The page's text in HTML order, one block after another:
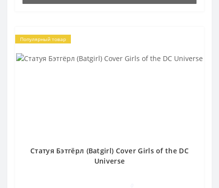
Популярный товар
Статуя Бэтгёрл (Batgirl) Cover Girls of the DC
Universe